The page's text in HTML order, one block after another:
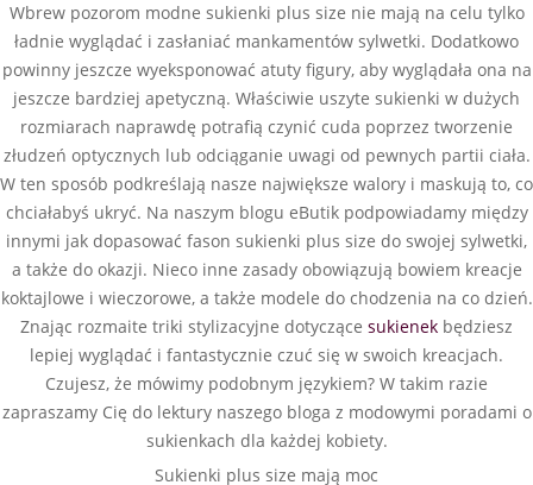
Wbrew pozorom modne sukienki plus size nie mają na celu tylko
ładnie wyglądać i zasłaniać mankamentów sylwetki. Dodatkowo
powinny jeszcze wyeksponować atuty figury, aby wyglądała ona na
jeszcze bardziej apetyczną. Właściwie uszyte sukienki w dużych
rozmiarach naprawdę potrafią czynić cuda poprzez tworzenie
złudzeń optycznych lub odciąganie uwagi od pewnych partii ciała.
W ten sposób podkreślają nasze największe walory i maskują to, co
chciałabyś ukryć. Na naszym blogu eButik podpowiadamy między
innymi jak dopasować fason sukienki plus size do swojej sylwetki,
a także do okazji. Nieco inne zasady obowiązują bowiem kreacje
koktajlowe i wieczorowe, a także modele do chodzenia na co dzień.
Znając rozmaite triki stylizacyjne dotyczące sukienek będziesz
lepiej wyglądać i fantastycznie czuć się w swoich kreacjach.
Czujesz, że mówimy podobnym językiem? W takim razie
zapraszamy Cię do lektury naszego bloga z modowymi poradami o
sukienkach dla każdej kobiety.
Sukienki plus size mają moc